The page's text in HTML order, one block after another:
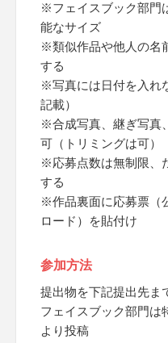
※フェイスブック部門
能なサイズ
※類似作品や他人の名
する
※写真には日付を入れ
記載）
※合成写真、継ぎ写真
可（トリミングは可）
※応募点数は無制限、
する
※作品裏面に応募票（
ロード）を貼付け
参加方法
提出物を下記提出先ま
フェイスブック部門は
より投稿